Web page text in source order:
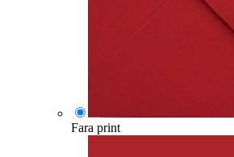
Fara print